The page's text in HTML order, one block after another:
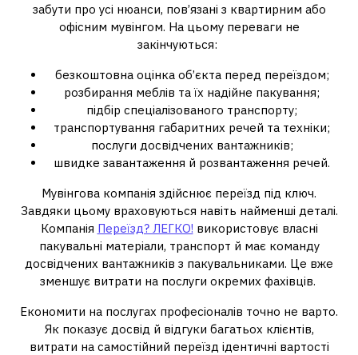
забути про усі нюанси, пов’язані з квартирним або
офісним мувінгом. На цьому переваги не
закінчуються:
безкоштовна оцінка об’єкта перед переїздом;
розбирання меблів та їх надійне пакування;
підбір спеціалізованого транспорту;
транспортування габаритних речей та техніки;
послуги досвідчених вантажників;
швидке завантаження й розвантаження речей.
Мувінгова компанія здійснює переїзд під ключ.
Завдяки цьому враховуються навіть найменші деталі.
Компанія Переїзд? ЛЕГКО! використовує власні
пакувальні матеріали, транспорт й має команду
досвідчених вантажників з пакувальниками. Це вже
зменшує витрати на послуги окремих фахівців.
Економити на послугах професіоналів точно не варто.
Як показує досвід й відгуки багатьох клієнтів,
витрати на самостійний переїзд ідентичні вартості